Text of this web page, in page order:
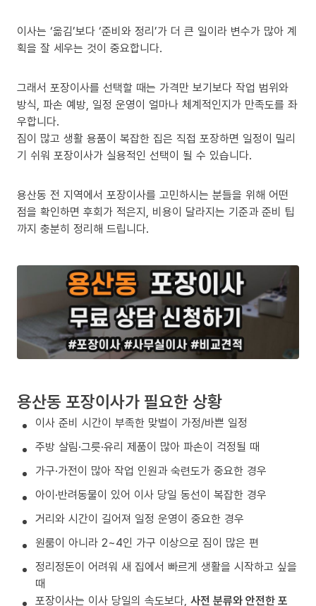
이사는 ‘옮김’보다 ‘준비와 정리’가 더 큰 일이라 변수가 많아 계
획을 잘 세우는 것이 중요합니다.
그래서 포장이사를 선택할 때는 가격만 보기보다 작업 범위와
방식, 파손 예방, 일정 운영이 얼마나 체계적인지가 만족도를 좌
우합니다.
짐이 많고 생활 용품이 복잡한 집은 직접 포장하면 일정이 밀리
기 쉬워 포장이사가 실용적인 선택이 될 수 있습니다.
용산동 전 지역에서 포장이사를 고민하시는 분들을 위해 어떤
점을 확인하면 후회가 적은지, 비용이 달라지는 기준과 준비 팁
까지 충분히 정리해 드립니다.
용산동 포장이사가 필요한 상황
이사 준비 시간이 부족한 맞벌이 가정/바쁜 일정
주방 살림·그릇·유리 제품이 많아 파손이 걱정될 때
가구·가전이 많아 작업 인원과 숙련도가 중요한 경우
아이·반려동물이 있어 이사 당일 동선이 복잡한 경우
거리와 시간이 길어져 일정 운영이 중요한 경우
원룸이 아니라 2~4인 가구 이상으로 짐이 많은 편
정리정돈이 어려워 새 집에서 빠르게 생활을 시작하고 싶을
때
포장이사는 이사 당일의 속도보다, 사전 분류와 안전한 포